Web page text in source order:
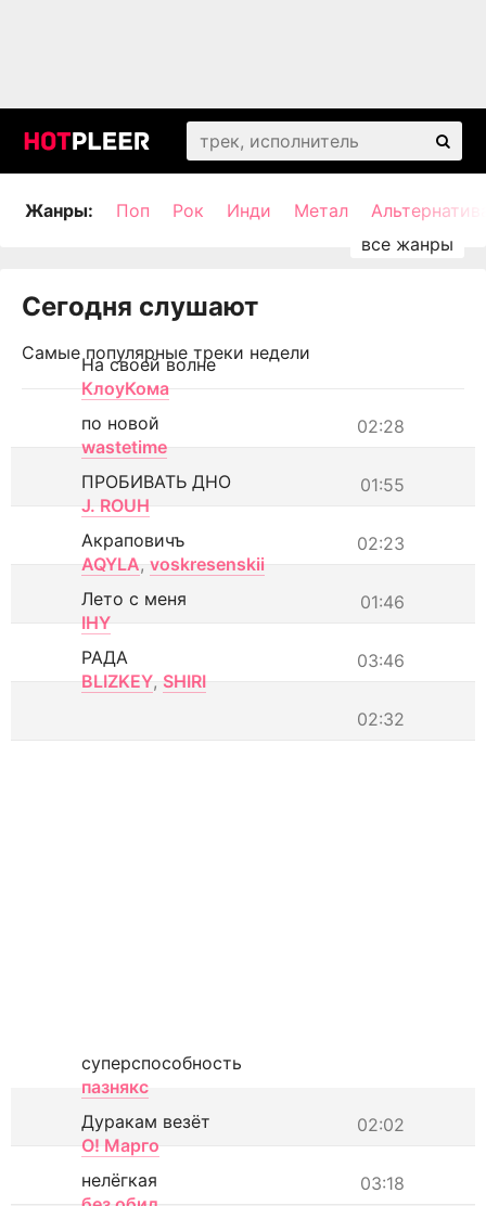
Жанры: Поп Рок Инди Метал
Сегодня слушают
Самые популярные треки недели
На своей волне
КлоуКома
02:28
по новой
wastetime
01:55
ПРОБИВАТЬ ДНО
J. ROUH
02:23
Акраповичъ
AQYLA, voskresenskii
01:46
Лето с меня
IHY
03:46
РАДА
BLIZKEY, SHIRI
02:32
суперспособность
пазнякс
02:02
Дуракам везёт
О! Марго
03:18
нелёгкая